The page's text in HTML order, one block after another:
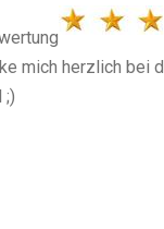
mich herzlich bei
;)